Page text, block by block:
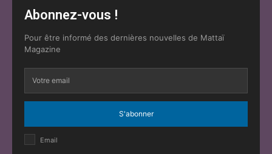
Abonnez-vous !
Pour être informé des dernières nouvelles de Mattaï
Magazine
S'abonner
Email